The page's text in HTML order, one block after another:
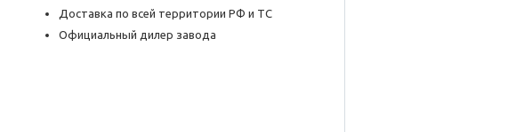
Доставка по всей территории РФ и ТС
Официальный дилер завода